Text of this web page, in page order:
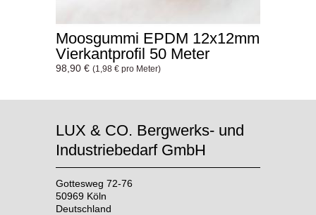
Moosgummi EPDM 12x12mm
Vierkantprofil 50 Meter
98,90 € (1,98 € pro Meter)
LUX & CO. Bergwerks- und
Industriebedarf GmbH
Gottesweg 72-76
50969 Köln
Deutschland